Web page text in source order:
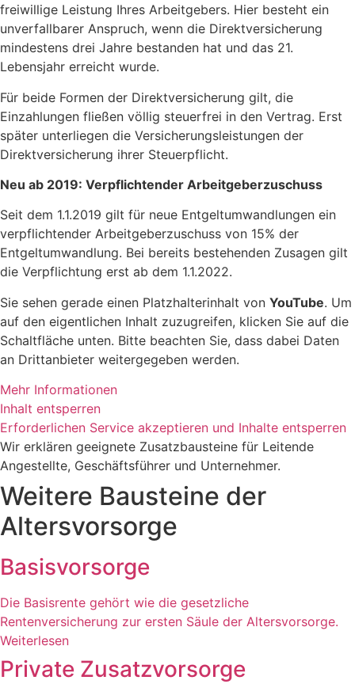
freiwillige Leistung Ihres Arbeitgebers. Hier besteht ein
unverfallbarer Anspruch, wenn die Direktversicherung
mindestens drei Jahre bestanden hat und das 21.
Lebensjahr erreicht wurde.
Für beide Formen der Direktversicherung gilt, die
Einzahlungen fließen völlig steuerfrei in den Vertrag. Erst
später unterliegen die Versicherungsleistungen der
Direktversicherung ihrer Steuerpflicht.
Neu ab 2019: Verpflichtender Arbeitgeberzuschuss
Seit dem 1.1.2019 gilt für neue Entgeltumwandlungen ein
verpflichtender Arbeitgeberzuschuss von 15% der
Entgeltumwandlung. Bei bereits bestehenden Zusagen gilt
die Verpflichtung erst ab dem 1.1.2022.
Sie sehen gerade einen Platzhalterinhalt von YouTube. Um
auf den eigentlichen Inhalt zuzugreifen, klicken Sie auf die
Schaltfläche unten. Bitte beachten Sie, dass dabei Daten
an Drittanbieter weitergegeben werden.
Mehr Informationen
Inhalt entsperren
Erforderlichen Service akzeptieren und Inhalte entsperren
Wir erklären geeignete Zusatzbausteine für Leitende
Angestellte, Geschäftsführer und Unternehmer.
Weitere Bausteine der
Altersvorsorge
Basisvorsorge
Die Basisrente gehört wie die gesetzliche
Rentenversicherung zur ersten Säule der Altersvorsorge.
Weiterlesen
Private Zusatzvorsorge